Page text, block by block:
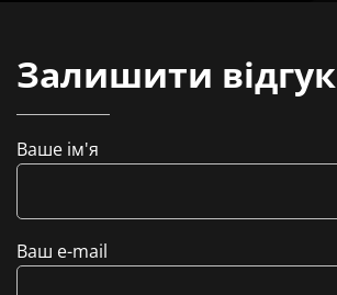
Залишити відгук
Ваше ім'я
Ваш e-mail